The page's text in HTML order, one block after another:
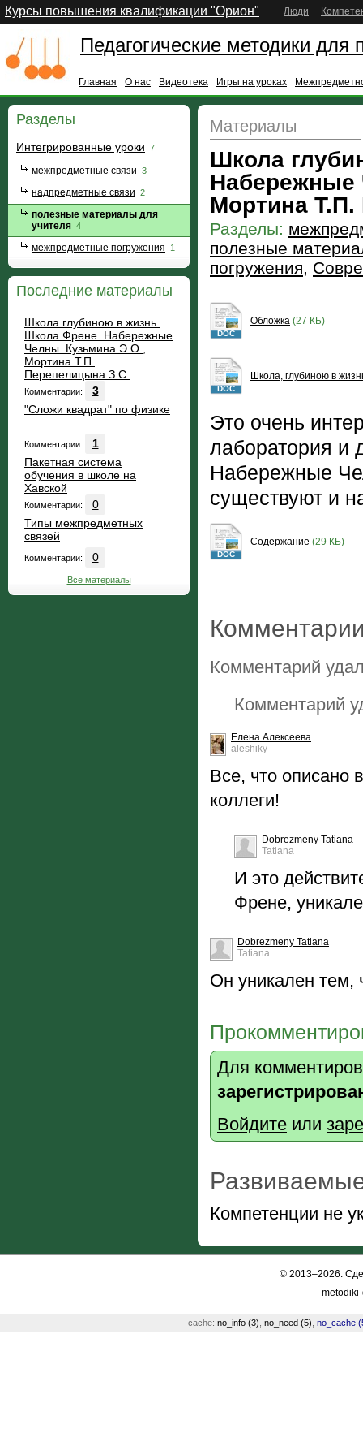
Курсы повышения квалификации "Орион" Люди
Педагогические методики для
Главная О нас Видеотека Игры на уроках
Разделы
Интегрированные уроки 7
межпредметные связи 3
надпредметные связи 2
полезные материалы для
учителя 4
межпредметные погружения 1
Последние материалы
Школа глубиною в жизнь.
Школа Френе. Набережные
Челны. Кузьмина Э.О.,
Мортина Т.П.
Перепелицына З.С.
Комментарии:
3
"Сложи квадрат" по физике
Комментарии:
1
Пакетная система
обучения в школе на
Хавской
Комментарии:
0
Типы межпредметных
связей
Комментарии: 0
Все материалы
Материалы
Школа
Набережные
Мортина
Разделы:
полезные
погружения,
DOC
Обложка (27 КБ)
DOC
Школа, глубиною в
Это очень
лаборатория и
Набережные
существуют и
DOC
Содержание (29 КБ)
Комментарий
Комментарий
Елена Алексеева
aleshiky
Все, что описано
коллеги!
Dobrezmeny Tatiana
Tatiana
И это
Френе,
Dobrezmeny Tatiana
Tatiana
Он уникален тем,
Для
Войдите или
Компетенции не
© 2013–2026.
cache: no_info (3) no_need (5) no_cache